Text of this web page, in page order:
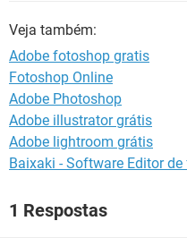
Veja também:
Adobe fotoshop gratis
Fotoshop Online
Adobe Photoshop
Adobe illustrator grátis
Adobe lightroom grátis
Baixaki - Software Editor
1 Respostas